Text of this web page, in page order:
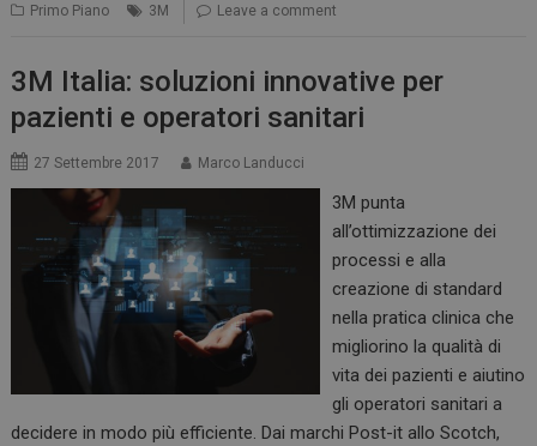
Primo Piano 3M Leave a comment
3M Italia: soluzioni innovative per
pazienti e operatori sanitari
27 Settembre 2017 Marco Landucci
3M punta
all’ottimizzazione dei
processi e alla
creazione di standard
nella pratica clinica che
migliorino la qualità di
vita dei pazienti e aiutino
gli operatori sanitari a
decidere in modo più efficiente. Dai marchi Post-it allo Scotch,